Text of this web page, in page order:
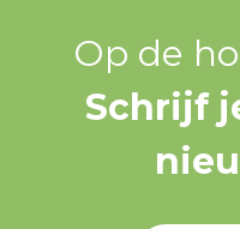
Op de
Schrijf